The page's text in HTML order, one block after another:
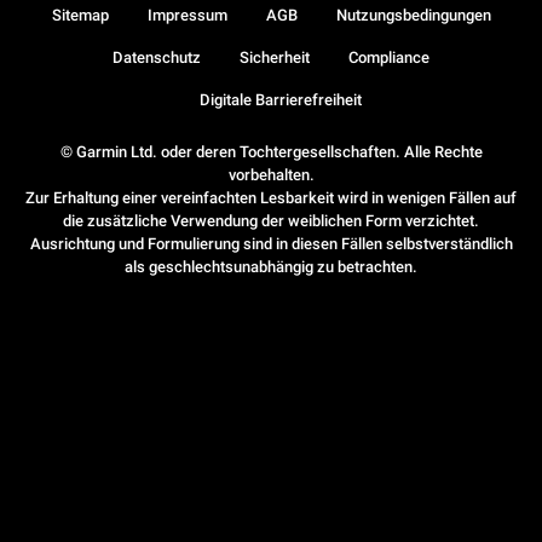
© Garmin Ltd. oder deren Tochtergesellschaften. Alle Rechte
vorbehalten.
Zur Erhaltung einer vereinfachten Lesbarkeit wird in wenigen Fällen auf
die zusätzliche Verwendung der weiblichen Form verzichtet.
Ausrichtung und Formulierung sind in diesen Fällen selbstverständlich
als geschlechtsunabhängig zu betrachten.
Sitemap Impressum AGB Nutzungsbedingungen
Datenschutz Sicherheit Compliance
Digitale Barrierefreiheit